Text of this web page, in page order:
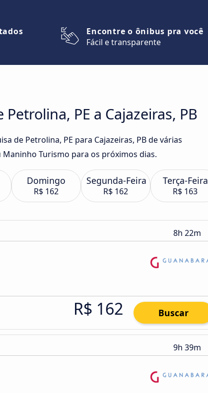
Encontre o ônibus pra você
Fácil e transparente
PE a Cajazeiras, PB
de Petrolina, PE para Cajazeiras, PB de várias
Turismo para os próximos dias.
Domingo
R$ 162
Segunda-Feira
R$ 162
Terça-Feira
R$ 163
8h 22m
R$ 162 Buscar
9h 39m